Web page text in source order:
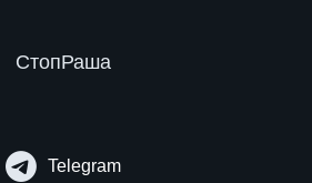
СтопРаша
Telegram